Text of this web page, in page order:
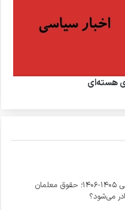
هسته‌ای
حکم حقوقی نومعلمان در سال تحصیلی ۱۴۰۵-۱۴۰۶؛ حقوق معلمان
می‌شود؟